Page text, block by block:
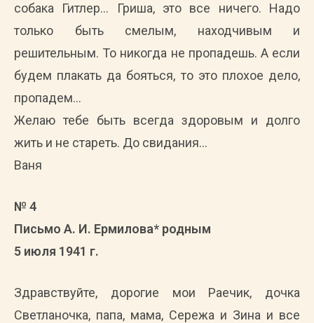
собака Гитлер… Гриша, это все ничего. Надо
только быть смелым, находчивым и
решительным. То никогда не пропадешь. А если
будем плакать да бояться, то это плохое дело,
пропадем…
Желаю тебе быть всегда здоровым и долго
жить и не стареть. До свидания…
Ваня
№ 4
Письмо А. И. Ермилова* родным
5 июля 1941 г.
Здравствуйте, дорогие мои Раечик, дочка
Светланочка, папа, мама, Сережа и Зина и все